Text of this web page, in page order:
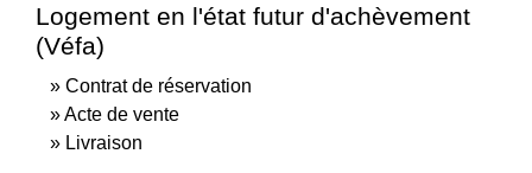
Logement en l'état futur d'achèvement
(Véfa)
Contrat de réservation
Acte de vente
Livraison